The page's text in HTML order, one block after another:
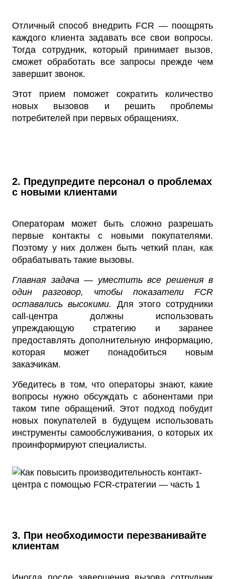
Отличный способ внедрить FCR — поощрять
каждого клиента задавать все свои вопросы.
Тогда сотрудник, который принимает вызов,
сможет обработать все запросы прежде чем
завершит звонок.
Этот прием поможет сократить количество
новых вызовов и решить проблемы
потребителей при первых обращениях.
2. Предупредите персонал о проблемах
с новыми клиентами
Операторам может быть сложно разрешать
первые контакты с новыми покупателями.
Поэтому у них должен быть четкий план, как
обрабатывать такие вызовы.
Главная задача — уместить все решения в
один разговор, чтобы показатели FCR
оставались высокими.
Для этого сотрудники
call-центра должны использовать
упреждающую стратегию и заранее
предоставлять дополнительную информацию,
которая может понадобиться новым
заказчикам.
Убедитесь в том, что операторы знают, какие
вопросы нужно обсуждать с абонентами при
таком типе обращений. Этот подход побудит
новых покупателей в будущем использовать
инструменты самообслуживания, о которых их
проинформируют специалисты.
3. При необходимости перезванивайте
клиентам